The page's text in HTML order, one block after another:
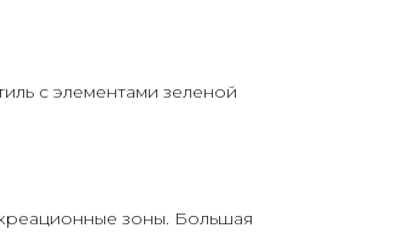
с элементами зеленой
зоны. Большая